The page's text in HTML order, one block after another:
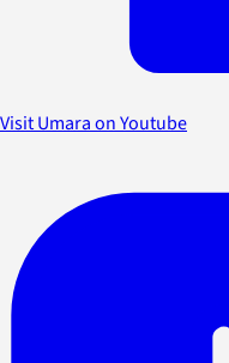
Visit Umara on Youtube